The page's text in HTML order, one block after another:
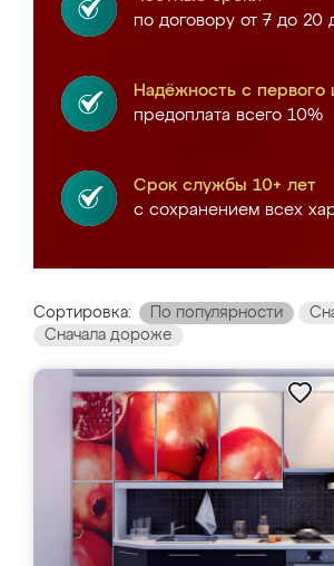
по договору от 7 до 20
Надёжность с первого
предоплата всего 10%
Срок службы 10+ лет
с сохранением всех
Сортировка: По популярности
Сначала дороже